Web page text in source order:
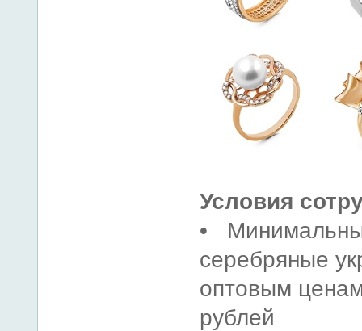
Условия
•
серебряные
оптовым
рублей